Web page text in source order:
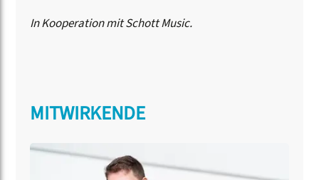
In Kooperation mit Schott Music.
MITWIRKENDE